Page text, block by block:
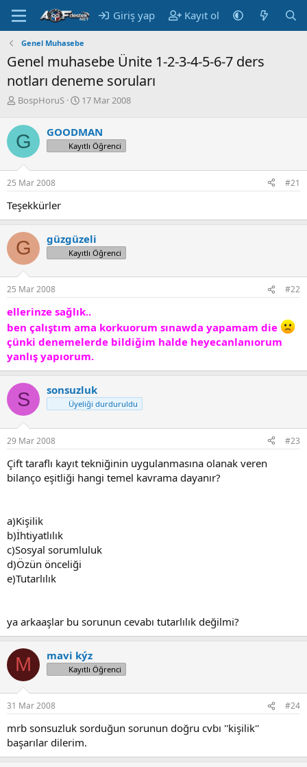
Giriş yap Kayıt ol
Genel Muhasebe
Genel muhasebe Ünite 1-2-3-4-5-6-7 ders
notları deneme soruları
K
n
u
y
u
B
a
l
a
t
a
BospHoruS
B
l
a
g
a
r
i
h
17 Mar 2008
G GOODMAN
Kayıtlı Öğrenci
25 Mar 2008 #21
Teşekkürler
G güzgüzeli
Kayıtlı Öğrenci
25 Mar 2008 #22
ellerinze sağlık..
ben çalıştım ama korkuorum sınawda yapamam die
çünki denemelerde bildiğim halde heyecanlanıorum
yanlış yapıorum.
S sonsuzluk
Üyeliği durduruldu
29 Mar 2008 #23
Çift taraflı kayıt tekniğinin uygulanmasına olanak veren
bilanço eşitliği hangi temel kavrama dayanır?
a)Kişilik
b)İhtiyatlılık
c)Sosyal sorumluluk
d)Özün önceliği
e)Tutarlılık
ya arkaaşlar bu sorunun cevabı tutarlılık değilmi?
M mavi kýz
Kayıtlı Öğrenci
31 Mar 2008 #24
mrb sonsuzluk sorduğun sorunun doğru cvbı ''kişilik''
başarılar dilerim.